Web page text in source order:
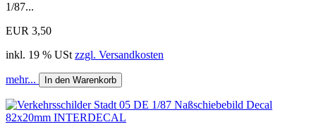
1/87...
EUR 3,50
inkl. 19 % USt zzgl. Versandkosten
mehr... In den Warenkorb